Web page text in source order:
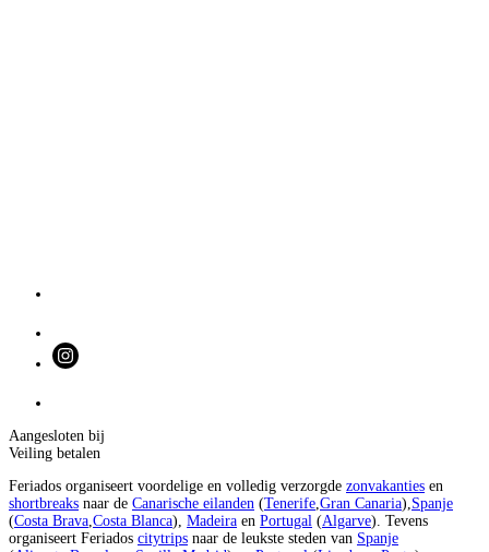
Aangesloten bij
Veiling betalen
Feriados organiseert voordelige en volledig verzorgde zonvakanties en
shortbreaks naar de Canarische eilanden (Tenerife,Gran Canaria),Spanje
(Costa Brava,Costa Blanca), Madeira en Portugal (Algarve). Tevens
organiseert Feriados citytrips naar de leukste steden van Spanje